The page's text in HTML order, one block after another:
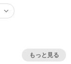
もっと見る